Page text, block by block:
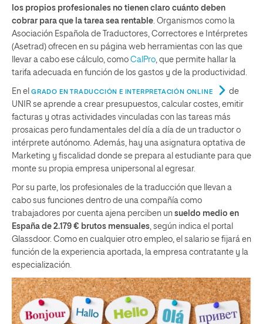
los propios profesionales no tienen claro cuánto deben
cobrar para que la tarea sea rentable . Organismos como la
Asociación Española de Traductores, Correctores e Intérpretes
(Asetrad) ofrecen en su página web herramientas con las que
llevar a cabo ese cálculo, como CalPro , que permite hallar la
tarifa adecuada en función de los gastos y de la productividad.
En el GRADO EN TRADUCCIÓN E INTERPRETACIÓN ONLINE
de
UNIR se aprende a crear presupuestos, calcular costes, emitir
facturas y otras actividades vinculadas con las tareas más
prosaicas pero fundamentales del día a día de un traductor o
intérprete autónomo. Además, hay una asignatura optativa de
Marketing y fiscalidad donde se prepara al estudiante para que
monte su propia empresa unipersonal al egresar.
Por su parte, los profesionales de la traducción que llevan a
cabo sus funciones dentro de una compañía como
trabajadores por cuenta ajena perciben un sueldo medio en
España de 2.179 € brutos mensuales , según indica el portal
Glassdoor. Como en cualquier otro empleo, el salario se fijará en
función de la experiencia aportada, la empresa contratante y la
especialización.